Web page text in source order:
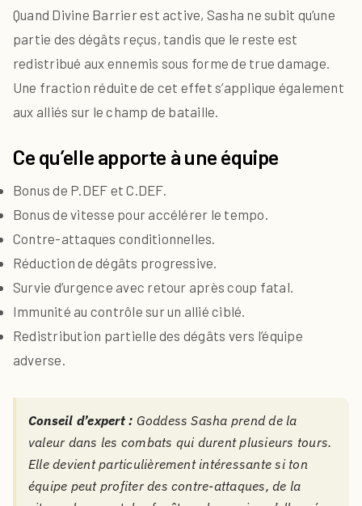
Quand Divine Barrier est active, Sasha ne subit qu’une
partie des dégâts reçus, tandis que le reste est
redistribué aux ennemis sous forme de true damage.
Une fraction réduite de cet effet s’applique également
aux alliés sur le champ de bataille.
Ce qu’elle apporte à une équipe
Bonus de P.DEF et C.DEF.
Bonus de vitesse pour accélérer le tempo.
Contre-attaques conditionnelles.
Réduction de dégâts progressive.
Survie d’urgence avec retour après coup fatal.
Immunité au contrôle sur un allié ciblé.
Redistribution partielle des dégâts vers l’équipe
adverse.
Conseil d’expert : Goddess Sasha prend de la
valeur dans les combats qui durent plusieurs tours.
Elle devient particulièrement intéressante si ton
équipe peut profiter des contre-attaques, de la